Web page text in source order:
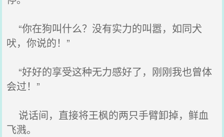
“你在狗叫什么？没有实力的叫嚣，如同犬
吠，你说的！”
“好好的享受这种无力感好了，刚刚我也曾体
会过！”
说话间，直接将王枫的两只手臂卸掉，鲜血
飞溅。